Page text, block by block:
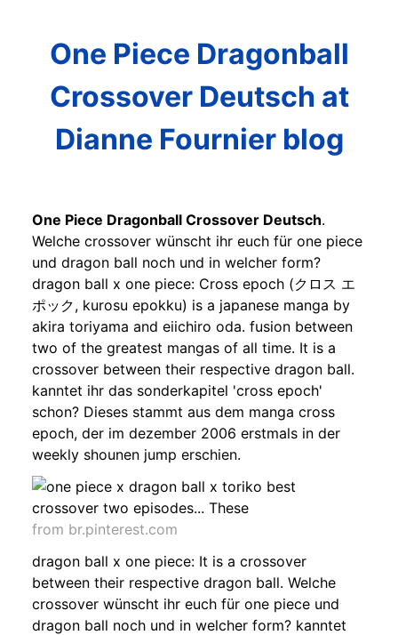
One Piece Dragonball
Crossover Deutsch at
Dianne Fournier blog
One Piece Dragonball Crossover Deutsch.
Welche crossover wünscht ihr euch für one piece
und dragon ball noch und in welcher form?
dragon ball x one piece: Cross epoch (クロス エ
ポック, kurosu epokku) is a japanese manga by
akira toriyama and eiichiro oda. fusion between
two of the greatest mangas of all time. It is a
crossover between their respective dragon ball.
kanntet ihr das sonderkapitel 'cross epoch'
schon? Dieses stammt aus dem manga cross
epoch, der im dezember 2006 erstmals in der
weekly shounen jump erschien.
from br.pinterest.com
dragon ball x one piece: It is a crossover
between their respective dragon ball. Welche
crossover wünscht ihr euch für one piece und
dragon ball noch und in welcher form? kanntet